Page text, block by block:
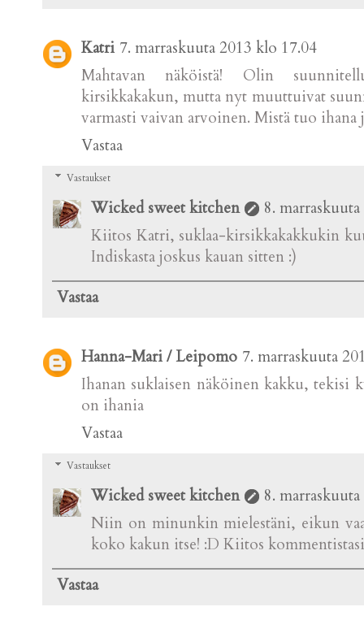
Katri 7. marraskuuta 2013 klo 17.04
Mahtavan näköistä! Olin
kirsikkakakun, mutta nyt muuttuivat
varmasti vaivan arvoinen. Mistä tuo
Vastaa
Vastaukset
Wicked sweet kitchen
8.
Kiitos Katri, suklaa-kirsikkakakkukin
Indiskasta joskus kauan sitten :)
Vastaa
Hanna-Mari / Leipomo 7. marraskuuta
Ihanan suklaisen näköinen kakku, tekisi
on ihania
Vastaa
Vastaukset
Wicked sweet kitchen
8.
Niin on minunkin mielestäni, eikun
koko kakun itse! :D Kiitos
Vastaa